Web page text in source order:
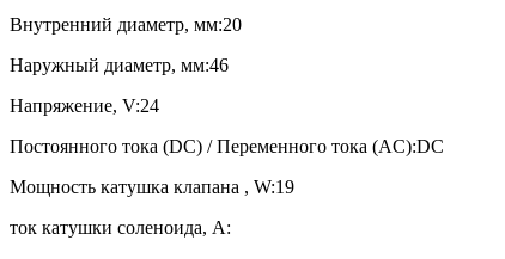
Внутренний диаметр, мм:20
Наружный диаметр, мм:46
Напряжение, V:24
Постоянного тока (DC) / Переменного тока (AC):DC
Мощность катушка клапана , W:19
ток катушки соленоида, A: